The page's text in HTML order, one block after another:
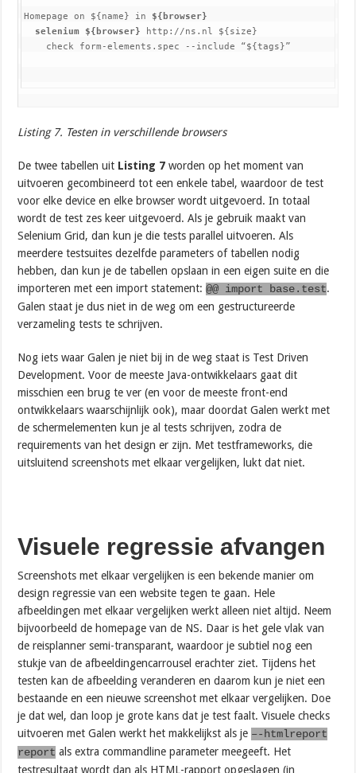
Homepage on ${name} in ${browser}
selenium ${browser} http://ns.nl ${size}
    check form-elements.spec --include “${tags}”
Listing 7. Testen in verschillende browsers
De twee tabellen uit Listing 7 worden op het moment van
uitvoeren gecombineerd tot een enkele tabel, waardoor de test
voor elke device en elke browser wordt uitgevoerd. In totaal
wordt de test zes keer uitgevoerd. Als je gebruik maakt van
Selenium Grid, dan kun je die tests parallel uitvoeren. Als
meerdere testsuites dezelfde parameters of tabellen nodig
hebben, dan kun je de tabellen opslaan in een eigen suite en die
importeren met een import statement:@@ import base.test.
Galen staat je dus niet in de weg om een gestructureerde
verzameling tests te schrijven.
Nog iets waar Galen je niet bij in de weg staat is Test Driven
Development. Voor de meeste Java-ontwikkelaars gaat dit
misschien een brug te ver (en voor de meeste front-end
ontwikkelaars waarschijnlijk ook), maar doordat Galen werkt met
de schermelementen kun je al tests schrijven, zodra de
requirements van het design er zijn. Met testframeworks, die
uitsluitend screenshots met elkaar vergelijken, lukt dat niet.
Visuele regressie afvangen
Screenshots met elkaar vergelijken is een bekende manier om
design regressie van een website tegen te gaan. Hele
afbeeldingen met elkaar vergelijken werkt alleen niet altijd. Neem
bijvoorbeeld de homepage van de NS. Daar is het gele vlak van
de reisplanner semi-transparant, waardoor je subtiel nog een
stukje van de afbeeldingencarrousel erachter ziet. Tijdens het
testen kan de afbeelding veranderen en daarom kun je niet een
bestaande en een nieuwe screenshot met elkaar vergelijken. Doe
je dat wel, dan loop je grote kans dat je test faalt. Visuele checks
uitvoeren met Galen werkt het makkelijkst als je –-htmlreport
report als extra commandline parameter meegeeft. Het
testresultaat wordt dan als HTML-rapport opgeslagen (in